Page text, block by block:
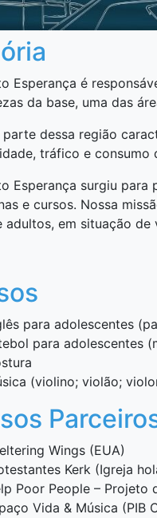
Esperança é
da base, uma das
dessa região
tráfico e consumo
Esperança surgiu
e cursos. Nossa
adultos, em situação de
para adolescentes
para adolescentes
(violino; violão;
Wings (EUA)
Kerk (Igreja
Poor People – Projeto
Vida & Música (PIB